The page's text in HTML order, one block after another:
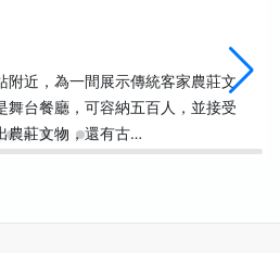
附近，為一間展示傳統客家農莊文
舞台餐廳，可容納五百人，並接受
農莊文物，還有古…